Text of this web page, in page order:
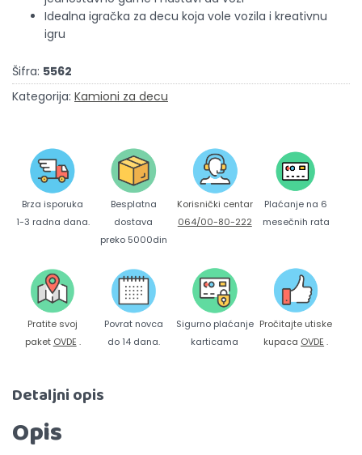
Idealna igračka za decu koja vole vozila i kreativnu
igru
Šifra: 5562
Kategorija: Kamioni za decu
Brza isporuka
1-3 radna dana.
Besplatna
dostava
preko 5000din
Korisnički centar
064/00-80-222
Plaćanje na 6
mesečnih rata
Pratite svoj
paket OVDE .
Povrat novca
do 14 dana.
Sigurno plaćanje
karticama
Pročitajte utiske
kupaca OVDE .
Detaljni opis
Opis